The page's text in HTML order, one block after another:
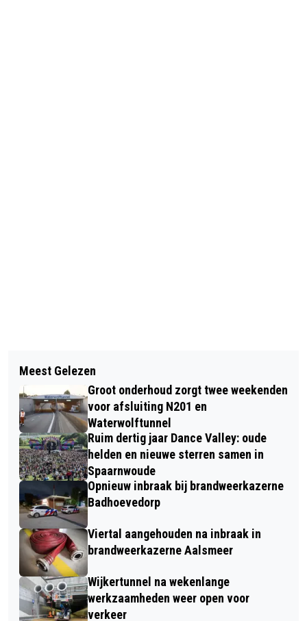
KEUKENHOF MET PASEN: VOORMALIG
KRUIDENTUINTJE VAN JACOBA VAN
BEIEREN IN VOLLE BLOEI
VOOR DE ZESDE KEER ‘DAG VAN DE
KINDERRAAD’ HAARLEMMERMEER;
ENOCH NIEUWE
KINDERBURGEMEESTER
Meest Gelezen
Groot onderhoud zorgt twee weekenden
voor afsluiting N201 en
Waterwolftunnel
Ruim dertig jaar Dance Valley: oude
helden en nieuwe sterren samen in
Spaarnwoude
Opnieuw inbraak bij brandweerkazerne
Badhoevedorp
Viertal aangehouden na inbraak in
brandweerkazerne Aalsmeer
Wijkertunnel na wekenlange
werkzaamheden weer open voor
verkeer